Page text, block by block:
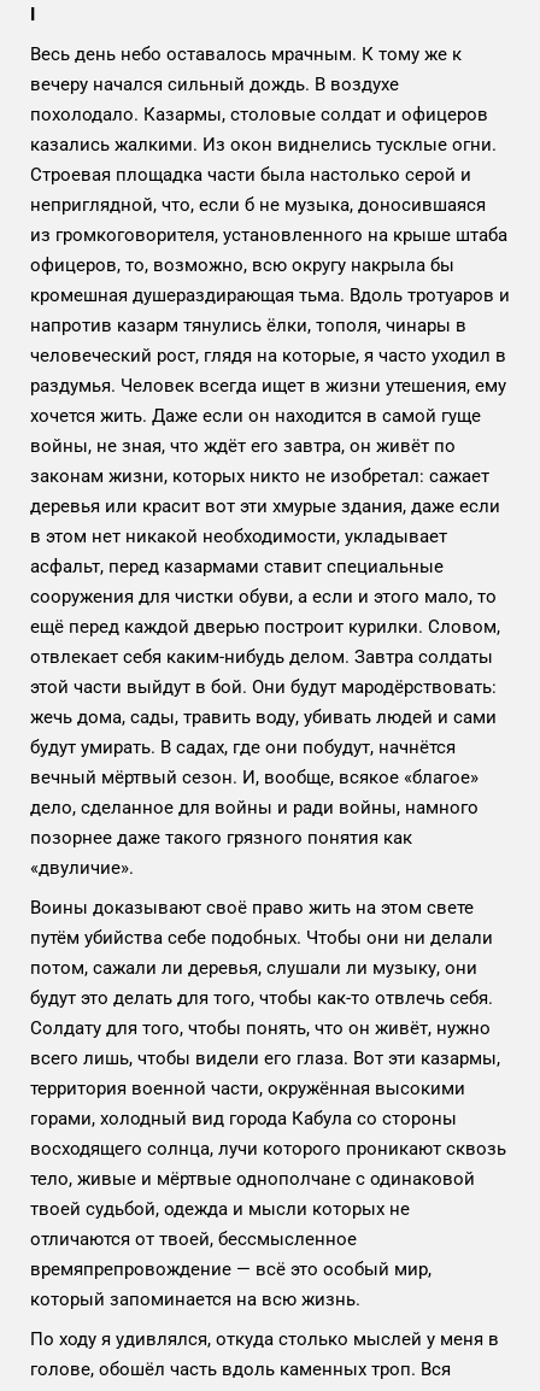
I
Весь день небо оставалось мрачным. К тому же к
вечеру начался сильный дождь. В воздухе
похолодало. Казармы, столовые солдат и офицеров
казались жалкими. Из окон виднелись тусклые огни.
Строевая площадка части была настолько серой и
неприглядной, что, если б не музыка, доносившаяся
из громкоговорителя, установленного на крыше штаба
офицеров, то, возможно, всю округу накрыла бы
кромешная душераздирающая тьма. Вдоль тротуаров и
напротив казарм тянулись ёлки, тополя, чинары в
человеческий рост, глядя на которые, я часто уходил в
раздумья. Человек всегда ищет в жизни утешения, ему
хочется жить. Даже если он находится в самой гуще
войны, не зная, что ждёт его завтра, он живёт по
законам жизни, которых никто не изобретал: сажает
деревья или красит вот эти хмурые здания, даже если
в этом нет никакой необходимости, укладывает
асфальт, перед казармами ставит специальные
сооружения для чистки обуви, а если и этого мало, то
ещё перед каждой дверью построит курилки. Словом,
отвлекает себя каким-нибудь делом. Завтра солдаты
этой части выйдут в бой. Они будут мародёрствовать:
жечь дома, сады, травить воду, убивать людей и сами
будут умирать. В садах, где они побудут, начнётся
вечный мёртвый сезон. И, вообще, всякое «благое»
дело, сделанное для войны и ради войны, намного
позорнее даже такого грязного понятия как
«двуличие».
Воины доказывают своё право жить на этом свете
путём убийства себе подобных. Чтобы они ни делали
потом, сажали ли деревья, слушали ли музыку, они
будут это делать для того, чтобы как-то отвлечь себя.
Солдату для того, чтобы понять, что он живёт, нужно
всего лишь, чтобы видели его глаза. Вот эти казармы,
территория военной части, окружённая высокими
горами, холодный вид города Кабула со стороны
восходящего солнца, лучи которого проникают сквозь
тело, живые и мёртвые однополчане с одинаковой
твоей судьбой, одежда и мысли которых не
отличаются от твоей, бессмысленное
времяпрепровождение — всё это особый мир,
который запоминается на всю жизнь.
По ходу я удивлялся, откуда столько мыслей у меня в
голове, обошёл часть вдоль каменных троп. Вся